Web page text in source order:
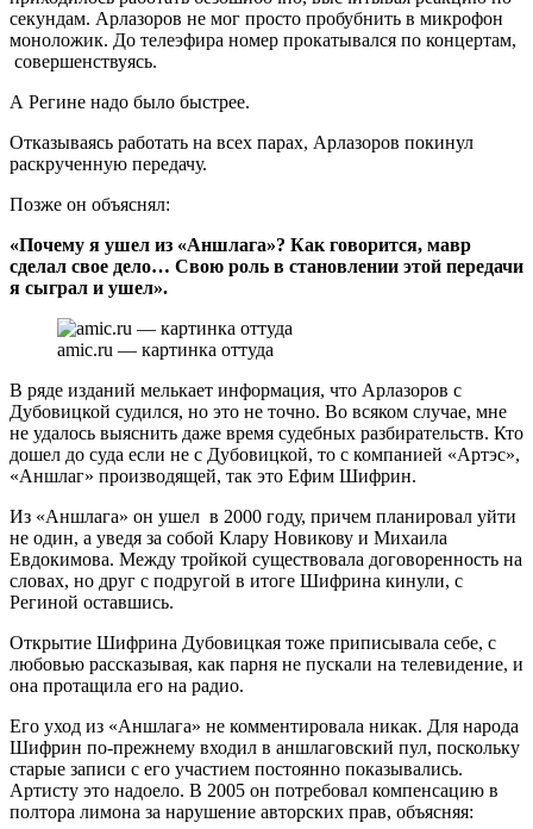
секундам. Арлазоров не мог просто пробубнить в микрофон
моноложик. До телеэфира номер прокатывался по концертам,
совершенствуясь.
А Регине надо было быстрее.
Отказываясь работать на всех парах, Арлазоров покинул
раскрученную передачу.
Позже он объяснял:
«Почему я ушел из «Аншлага»? Как говорится, мавр
сделал свое дело… Свою роль в становлении этой передачи
я сыграл и ушел».
amic.ru — картинка оттуда
В ряде изданий мелькает информация, что Арлазоров с
Дубовицкой судился, но это не точно. Во всяком случае, мне
не удалось выяснить даже время судебных разбирательств. Кто
дошел до суда если не с Дубовицкой, то с компанией «Артэс»,
«Аншлаг» производящей, так это Ефим Шифрин.
Из «Аншлага» он ушел в 2000 году, причем планировал уйти
не один, а уведя за собой Клару Новикову и Михаила
Евдокимова. Между тройкой существовала договоренность на
словах, но друг с подругой в итоге Шифрина кинули, с
Региной оставшись.
Открытие Шифрина Дубовицкая тоже приписывала себе, с
любовью рассказывая, как парня не пускали на телевидение, и
она протащила его на радио.
Его уход из «Аншлага» не комментировала никак. Для народа
Шифрин по-прежнему входил в аншлаговский пул, поскольку
старые записи с его участием постоянно показывались.
Артисту это надоело. В 2005 он потребовал компенсацию в
полтора лимона за нарушение авторских прав, объясняя: